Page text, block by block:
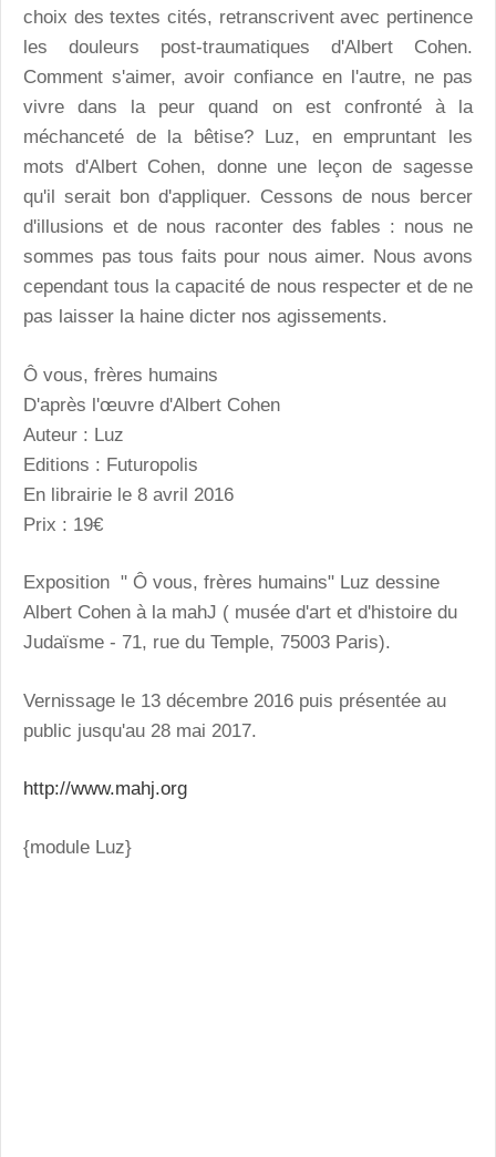
choix des textes cités, retranscrivent avec pertinence
les douleurs post-traumatiques d'Albert Cohen.
Comment s'aimer, avoir confiance en l'autre, ne pas
vivre dans la peur quand on est confronté à la
méchanceté de la bêtise? Luz, en empruntant les
mots d'Albert Cohen, donne une leçon de sagesse
qu'il serait bon d'appliquer. Cessons de nous bercer
d'illusions et de nous raconter des fables : nous ne
sommes pas tous faits pour nous aimer. Nous avons
cependant tous la capacité de nous respecter et de ne
pas laisser la haine dicter nos agissements.
Ô vous, frères humains
D'après l'œuvre d'Albert Cohen
Auteur : Luz
Editions : Futuropolis
En librairie le 8 avril 2016
Prix : 19€
Exposition " Ô vous, frères humains" Luz dessine
Albert Cohen à la mahJ ( musée d'art et d'histoire du
Judaïsme - 71, rue du Temple, 75003 Paris).
Vernissage le 13 décembre 2016 puis présentée au
public jusqu'au 28 mai 2017.
http://www.mahj.org
{module Luz}